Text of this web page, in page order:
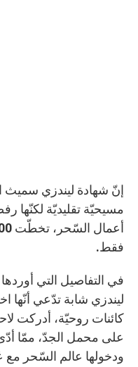
إنّ شهادة ليندزي سميث
مسيحيّة تقليديّة لكنّها
فقط.
في التفاصيل التي
ليندزي شابة تدّعي
كائنات روحيّة، أدركت
على محمل الجدّ، ممّا
ودخولها عالم السّحر مع